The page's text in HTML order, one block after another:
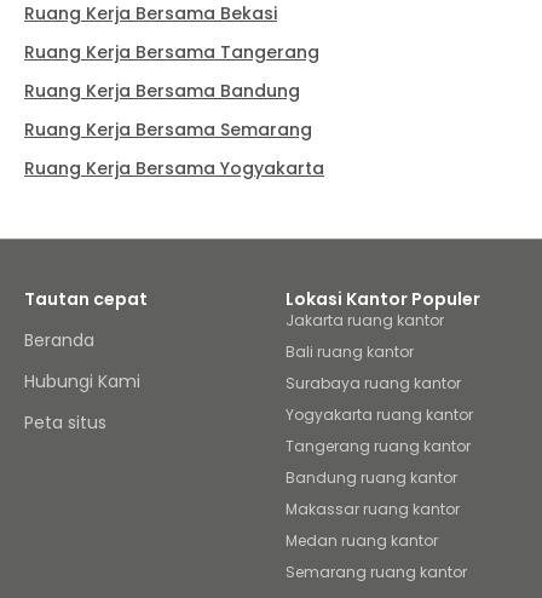
Ruang Kerja Bersama Bekasi
Ruang Kerja Bersama Tangerang
Ruang Kerja Bersama Bandung
Ruang Kerja Bersama Semarang
Ruang Kerja Bersama Yogyakarta
Tautan cepat
Beranda
Hubungi Kami
Peta situs
Lokasi Kantor Populer
Jakarta ruang kantor
Bali ruang kantor
Surabaya ruang kantor
Yogyakarta ruang kantor
Tangerang ruang kantor
Bandung ruang kantor
Makassar ruang kantor
Medan ruang kantor
Semarang ruang kantor